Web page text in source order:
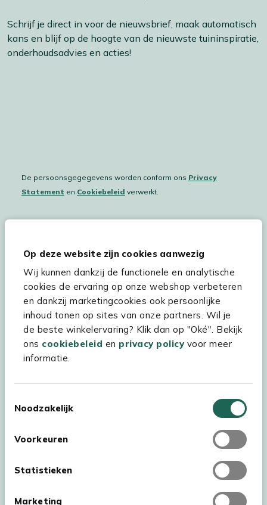
Op deze website zijn cookies aanwezig
Wij kunnen dankzij de functionele en analytische
cookies de ervaring op onze webshop verbeteren
en dankzij marketingcookies ook persoonlijke
inhoud tonen op sites van onze partners. Wil je
de beste winkelervaring? Klik dan op "Oké". Bekijk
ons cookiebeleid en privacy policyvoor meer
informatie.
Noodzakelijk
Voorkeuren
Statistieken
Marketing
Schrijf je direct in voor de nieuwsbrief, maak automatisch
kans en blijf op de hoogte van de nieuwste tuininspiratie,
onderhoudsadvies en acties!
De persoonsgegegevens worden conform ons Privacy
Statement en Cookiebeleid verwerkt.
Hulp & service
Assortiment
Kees Smit Tuinmeubelen
Experience Stores XXL